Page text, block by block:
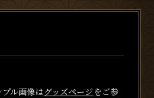
ル画像はグッズページ をご参